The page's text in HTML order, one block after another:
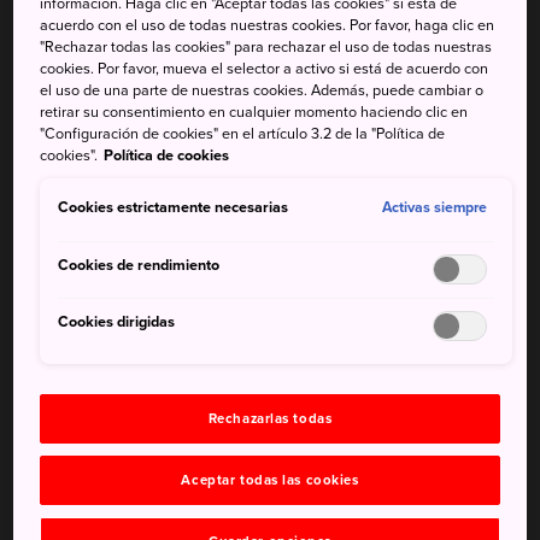
región o lugar en particular desenredará algunos de los
posibles nudos de confusión y te recompensará con una
experiencia más satisfactoria.
Saludos generales y protocolo
La costumbre japonesa de hacer una reverencia puede
está profundamente arraigado en la cultura japonesa y
especialmente en el mundo de los negocios. Como
reverencias en lugar de esperar a que las hagas tú. Sin
embargo, como muestra de respeto, es un gesto bonito
que lo utilices para acompañar a tu «arigato» o gracias.
Seguir el protocolo en los lugares públicos es un asunto
serio en Japón y el respeto público de estas reglas es
acuerdo con el uso de todas nuestras cookies. Por favor, haga clic en
"Rechazar todas las cookies" para rechazar el uso de todas nuestras
cookies. Por favor, mueva el selector a activo si está de acuerdo con
el uso de una parte de nuestras cookies. Además, puede cambiar o
retirar su consentimiento en cualquier momento haciendo clic en
"Configuración de cookies" en el artículo 3.2 de la "Política de
cookies". Política de cookies
Cookies estrictamente necesarias Activas siempre
Cookies de rendimiento
Cookies dirigidas
Rechazarlas todas
Aceptar todas las cookies